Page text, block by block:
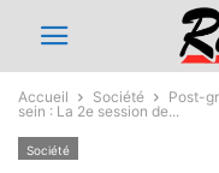
Accueil Société
Post-
sein : La 2e session de...
Société